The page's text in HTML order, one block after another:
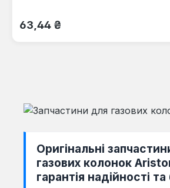
Звичайна ціна:
63,44 ₴
Оригінальні
газових колонок
гарантія надійності